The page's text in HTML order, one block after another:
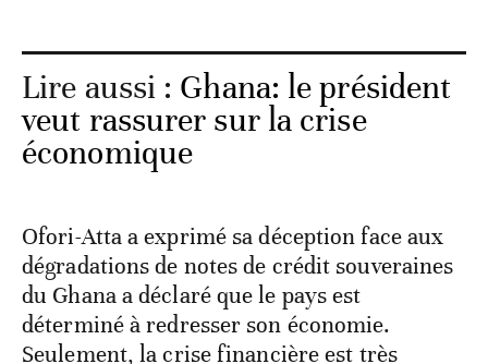
Lire aussi : Ghana: le président
veut rassurer sur la crise
économique
Ofori-Atta a exprimé sa déception face aux
dégradations de notes de crédit souveraines
du Ghana a déclaré que le pays est
déterminé à redresser son économie.
Seulement, la crise financière est très